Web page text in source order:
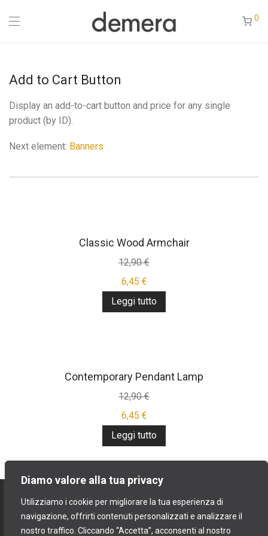
Diamo valore alla tua privacy
Utilizziamo i cookie per migliorare la tua esperienza di
navigazione, offrirti contenuti personalizzati e analizzare il
nostro traffico. Cliccando “Accetta”, acconsenti al nostro
0
Add to Cart Button
Display an add-to-cart button and price for any single
product (by ID).
Next element: Banners
Classic Wood Armchair
12,90€
Il
prezzo
originale
6,45 €
Leggi tutto
Contemporary Pendant Lamp
12,90€
Il
prezzo
originale
12,90 €.
6,45 €
è:
6,45 €.
Leggi tutto
spedizioni e resi